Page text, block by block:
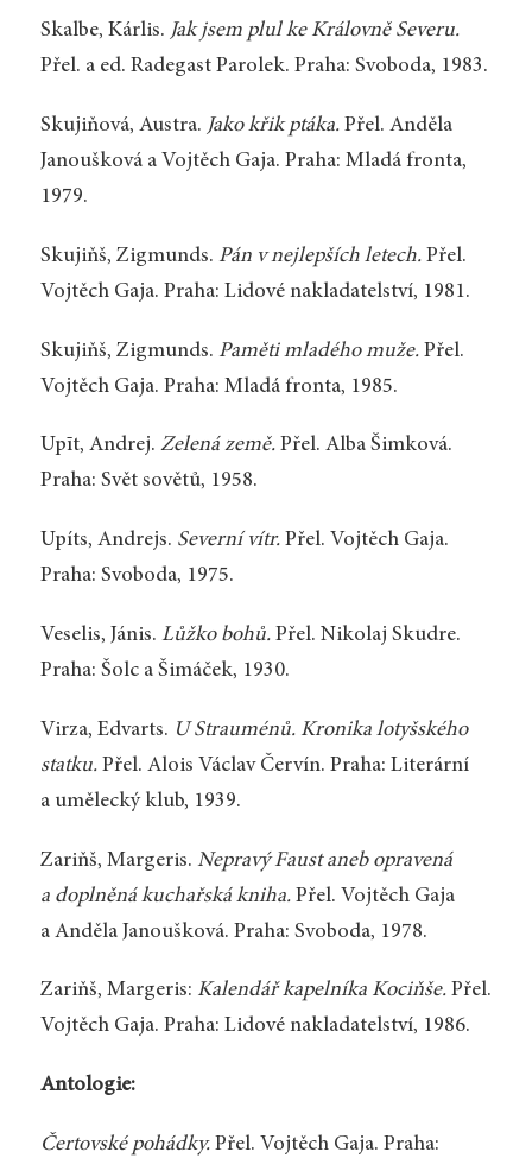
Skalbe, Kárlis. Jak jsem plul ke Královně Severu.
Přel. a ed. Radegast Parolek. Praha: Svoboda, 1983.
Skujiňová, Austra. Jako křik ptáka.Přel. Anděla
Janoušková a Vojtěch Gaja. Praha: Mladá fronta,
1979.
Skujiňš, Zigmunds. Pán v nejlepších letech.Přel.
Vojtěch Gaja. Praha: Lidové nakladatelství, 1981.
Skujiňš, Zigmunds. Paměti mladého muže.Přel.
Vojtěch Gaja. Praha: Mladá fronta, 1985.
Upīt, Andrej. Zelená země.Přel. Alba Šimková.
Praha: Svět sovětů, 1958.
Upíts, Andrejs. Severní vítr.Přel. Vojtěch Gaja.
Praha: Svoboda, 1975.
Veselis, Jánis. Lůžko bohů.Přel. Nikolaj Skudre.
Praha: Šolc a Šimáček, 1930.
Virza, Edvarts. U Strauménů. Kronika lotyšského
statku.Přel. Alois Václav Červín. Praha: Literární
a umělecký klub, 1939.
Zariňš, Margeris. Nepravý Faust aneb opravená
a doplněná kuchařská kniha.Přel. Vojtěch Gaja
a Anděla Janoušková. Praha: Svoboda, 1978.
Zariňš, Margeris: Kalendář kapelníka Kociňše.Přel.
Vojtěch Gaja. Praha: Lidové nakladatelství, 1986.
Antologie:
Čertovské pohádky.Přel. Vojtěch Gaja. Praha: